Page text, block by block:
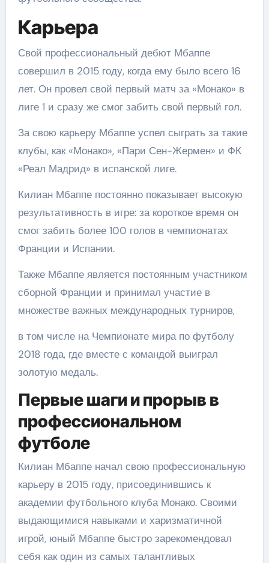
Карьера
Свой профессиональный дебют Мбаппе
совершил в 2015 году, когда ему было всего 16
лет. Он провел свой первый матч за «Монако» в
лиге 1 и сразу же смог забить свой первый гол.
За свою карьеру Мбаппе успел сыграть за такие
клубы, как «Монако», «Пари Сен-Жермен» и ФК
«Реал Мадрид» в испанской лиге.
Килиан Мбаппе постоянно показывает высокую
результативность в игре: за короткое время он
смог забить более 100 голов в чемпионатах
Франции и Испании.
Также Мбаппе является постоянным участником
сборной Франции и принимал участие в
множестве важных международных турниров,
в том числе на Чемпионате мира по футболу
2018 года, где вместе с командой выиграл
золотую медаль.
Первые шаги и прорыв в
профессиональном
футболе
Килиан Мбаппе начал свою профессиональную
карьеру в 2015 году, присоединившись к
академии футбольного клуба Монако. Своими
выдающимися навыками и харизматичной
игрой, юный Мбаппе быстро зарекомендовал
себя как один из самых талантливых